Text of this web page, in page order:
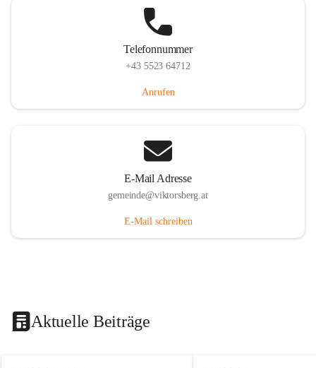
Telefonnummer
+43 5523 64712
Anrufen
E-Mail Adresse
gemeinde@viktorsberg.at
E-Mail schreiben
Aktuelle Beiträge